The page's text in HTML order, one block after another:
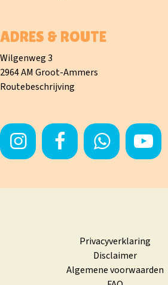
ADRES & ROUTE
Wilgenweg 3
2964 AM Groot-Ammers
Routebeschrijving
Privacyverklaring
Disclaimer
Algemene voorwaarden